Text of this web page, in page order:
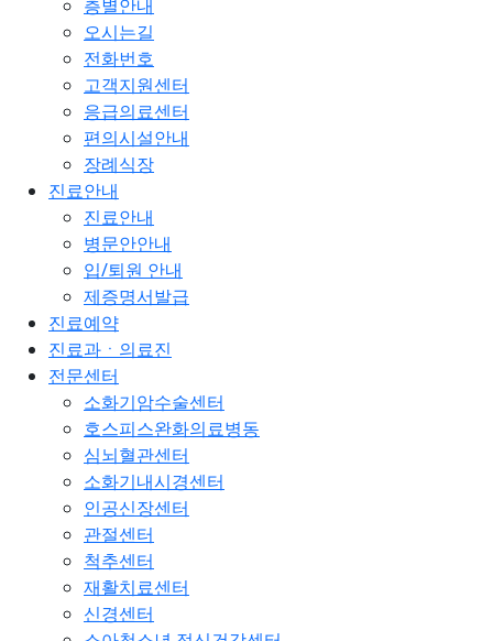
층별안내
오시는길
전화번호
고객지원센터
응급의료센터
편의시설안내
장례식장
진료안내
진료안내
병문안안내
입/퇴원 안내
제증명서발급
진료예약
진료과ㆍ의료진
전문센터
소화기암수술센터
호스피스완화의료병동
심뇌혈관센터
소화기내시경센터
인공신장센터
관절센터
척추센터
재활치료센터
신경센터